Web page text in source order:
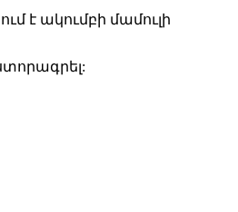
է ակումբի մամուլի